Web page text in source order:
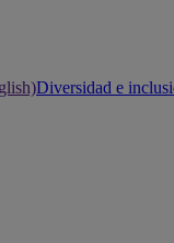
Diversidad e